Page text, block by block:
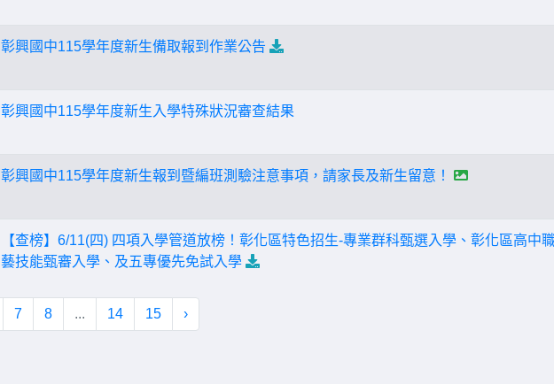
彰興國中115學年度新生備取報到作業公告
彰興國中115學年度新生入學特殊狀況審查結果
彰興國中115學年度新生報到暨編班測驗注意事項，請家長及新生留意！
【查榜】6/11(四) 四項入學管道放榜！彰化區特色招生-專業群科甄選入學、彰化區高中
藝技能甄審入學、及五專優先免試入學
7 8 ... 14 15 ›